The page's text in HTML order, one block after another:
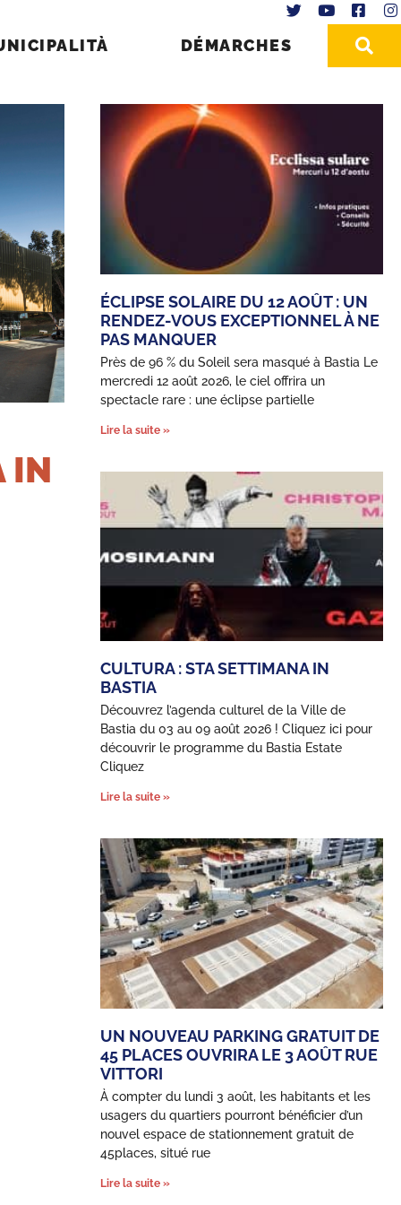
DÉMARCHES
IN
ÉCLIPSE SOLAIRE DU 12 AOÛT : UN
RENDEZ-VOUS EXCEPTIONNEL À NE
PAS MANQUER
Près de 96 % du Soleil sera masqué à Bastia Le
mercredi 12 août 2026, le ciel offrira un
spectacle rare : une éclipse partielle
Lire la suite »
CULTURA : STA SETTIMANA IN
BASTIA
Découvrez l’agenda culturel de la Ville de
Bastia du 03 au 09 août 2026 ! Cliquez ici pour
découvrir le programme du Bastia Estate
Cliquez
Lire la suite »
UN NOUVEAU PARKING GRATUIT DE
45 PLACES OUVRIRA LE 3 AOÛT RUE
VITTORI
À compter du lundi 3 août, les habitants et les
usagers du quartiers pourront bénéficier d’un
nouvel espace de stationnement gratuit de
45places, situé rue
Lire la suite »